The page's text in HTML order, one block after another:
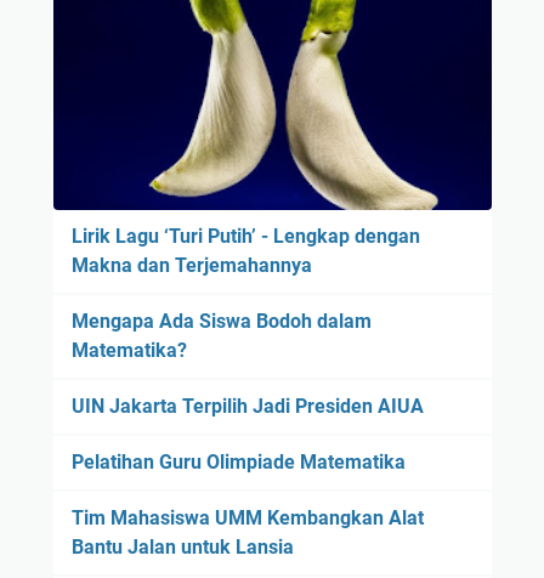
Lirik Lagu ‘Turi Putih’ - Lengkap dengan
Makna dan Terjemahannya
Mengapa Ada Siswa Bodoh dalam
Matematika?
UIN Jakarta Terpilih Jadi Presiden AIUA
Pelatihan Guru Olimpiade Matematika
Tim Mahasiswa UMM Kembangkan Alat
Bantu Jalan untuk Lansia